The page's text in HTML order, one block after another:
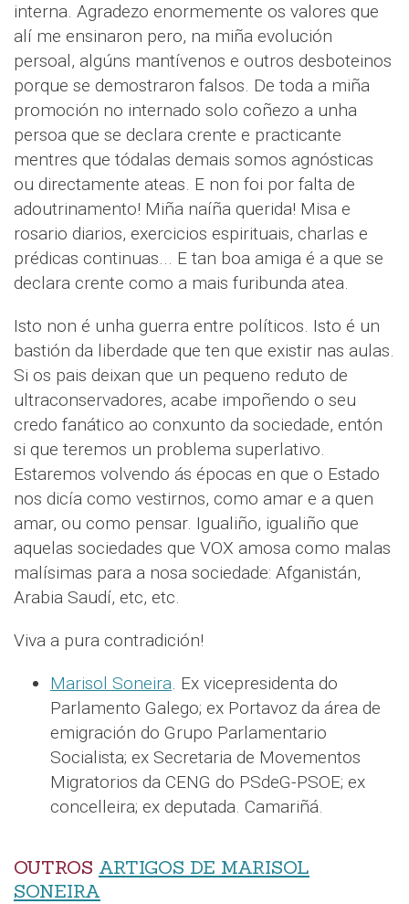
interna. Agradezo enormemente os valores que
alí me ensinaron pero, na miña evolución
persoal, algúns mantívenos e outros desboteinos
porque se demostraron falsos. De toda a miña
promoción no internado solo coñezo a unha
persoa que se declara crente e practicante
mentres que tódalas demais somos agnósticas
ou directamente ateas. E non foi por falta de
adoutrinamento! Miña naíña querida! Misa e
rosario diarios, exercicios espirituais, charlas e
prédicas continuas... E tan boa amiga é a que se
declara crente como a mais furibunda atea.
Isto non é unha guerra entre políticos. Isto é un
bastión da liberdade que ten que existir nas aulas.
Si os pais deixan que un pequeno reduto de
ultraconservadores, acabe impoñendo o seu
credo fanático ao conxunto da sociedade, entón
si que teremos un problema superlativo.
Estaremos volvendo ás épocas en que o Estado
nos dicía como vestirnos, como amar e a quen
amar, ou como pensar. Igualiño, igualiño que
aquelas sociedades que VOX amosa como malas
malísimas para a nosa sociedade: Afganistán,
Arabia Saudí, etc, etc.
Viva a pura contradición!
Marisol Soneira. Ex vicepresidenta do
Parlamento Galego; ex Portavoz da área de
emigración do Grupo Parlamentario
Socialista; ex Secretaria de Movementos
Migratorios da CENG do PSdeG-PSOE; ex
concelleira; ex deputada. Camariñá.
OUTROS ARTIGOS DE MARISOL
SONEIRA